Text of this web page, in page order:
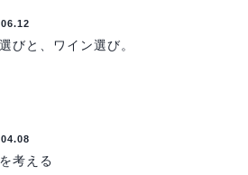
びと、ワイン選び。
考える